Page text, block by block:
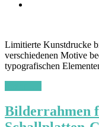
Limitierte Kunstdrucke
verschiedenen Motive
typografischen
Bilderrahmen